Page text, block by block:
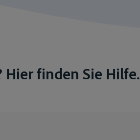
finden Sie Hilfe.